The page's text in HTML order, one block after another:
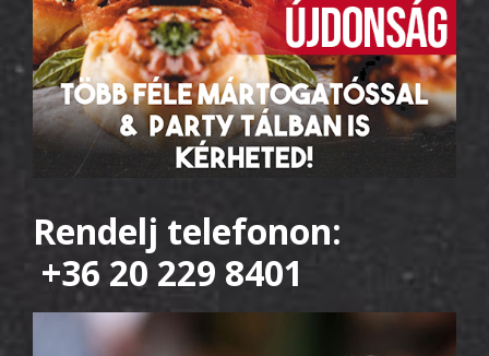
Rendelj telefonon:
+36 20 229 8401